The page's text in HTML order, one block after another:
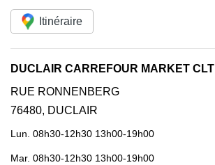
Itinéraire
DUCLAIR CARREFOUR MARKET CLT
RUE RONNENBERG
76480, DUCLAIR
Lun. 08h30-12h30 13h00-19h00
Mar. 08h30-12h30 13h00-19h00